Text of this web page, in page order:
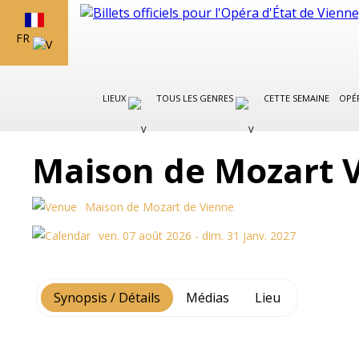
FR
LIEUX TOUS LES GENRES CETTE SEMAINE
Maison de Mozart
Maison de Mozart de Vienne
ven. 07 août 2026 - dim. 31 janv. 2027
Synopsis / Détails Médias Lieu